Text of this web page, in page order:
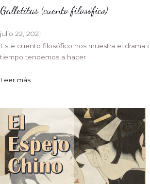
Galletitas (cuento filosófico)
julio 22, 2021
Este cuento filosófico nos muestra el drama
tiempo tendemos a hacer
Leer más